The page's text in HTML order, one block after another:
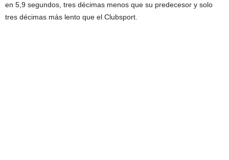
en 5,9 segundos, tres décimas menos que su predecesor y solo
tres décimas más lento que el Clubsport.